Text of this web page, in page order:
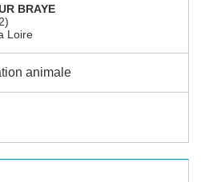
BRAYE
Loire
animale